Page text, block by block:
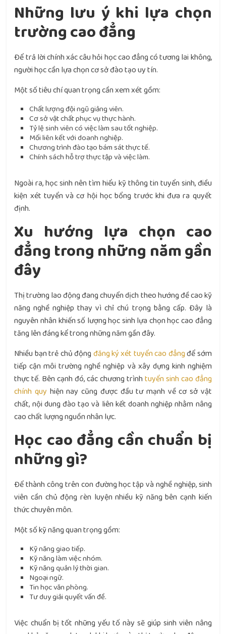
Những lưu ý khi lựa chọn
trường cao đẳng
Để trả lời chính xác câu hỏi học cao đẳng có tương lai không,
người học cần lựa chọn cơ sở đào tạo uy tín.
Một số tiêu chí quan trọng cần xem xét gồm:
Chất lượng đội ngũ giảng viên.
Cơ sở vật chất phục vụ thực hành.
Tỷ lệ sinh viên có việc làm sau tốt nghiệp.
Mối liên kết với doanh nghiệp.
Chương trình đào tạo bám sát thực tế.
Chính sách hỗ trợ thực tập và việc làm.
Ngoài ra, học sinh nên tìm hiểu kỹ thông tin tuyển sinh, điều
kiện xét tuyển và cơ hội học bổng trước khi đưa ra quyết
định.
Xu hướng lựa chọn cao
đẳng trong những năm gần
đây
Thị trường lao động đang chuyển dịch theo hướng đề cao kỹ
năng nghề nghiệp thay vì chỉ chú trọng bằng cấp. Đây là
nguyên nhân khiến số lượng học sinh lựa chọn học cao đẳng
tăng lên đáng kể trong những năm gần đây.
Nhiều bạn trẻ chủ độngđăng ký xét tuyển cao đẳngđể sớm
tiếp cận môi trường nghề nghiệp và xây dựng kinh nghiệm
thực tế. Bên cạnh đó, các chương trình tuyển sinh cao đẳng
chính quy hiện nay cũng được đầu tư mạnh về cơ sở vật
chất, nội dung đào tạo và liên kết doanh nghiệp nhằm nâng
cao chất lượng nguồn nhân lực.
Học cao đẳng cần chuẩn bị
những gì?
Để thành công trên con đường học tập và nghề nghiệp, sinh
viên cần chủ động rèn luyện nhiều kỹ năng bên cạnh kiến
thức chuyên môn.
Một số kỹ năng quan trọng gồm:
Kỹ năng giao tiếp.
Kỹ năng làm việc nhóm.
Kỹ năng quản lý thời gian.
Ngoại ngữ.
Tin học văn phòng.
Tư duy giải quyết vấn đề.
Việc chuẩn bị tốt những yếu tố này sẽ giúp sinh viên nâng